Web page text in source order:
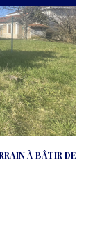
À BÂTIR DE